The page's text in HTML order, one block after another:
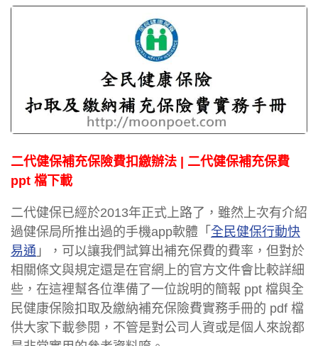
二代健保補充保險費扣繳辦法 | 二代健保補充保費
ppt 檔下載
二代健保已經於2013年正式上路了，雖然上次有介紹
過健保局所推出過的手機app軟體「 全民健保行動快
易通 」，可以讓我們試算出補充保費的費率，但對於
相關條文與規定還是在官網上的官方文件會比較詳細
些，在這裡幫各位準備了一位說明的簡報 ppt 檔與全
民健康保險扣取及繳納補充保險費實務手冊的 pdf 檔
供大家下載參閱，不管是對公司人資或是個人來說都